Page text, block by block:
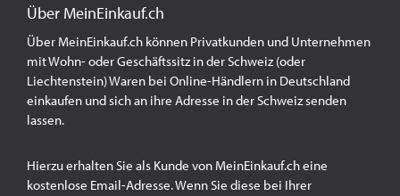
Über MeinEinkauf.ch
Über MeinEinkauf.ch können Privatkunden und Unternehmen
mit Wohn- oder Geschäftssitz in der Schweiz (oder
Liechtenstein) Waren bei Online-Händlern in Deutschland
einkaufen und sich an ihre Adresse in der Schweiz senden
lassen.
Hierzu erhalten Sie als Kunde von MeinEinkauf.ch eine
kostenlose Email-Adresse. Wenn Sie diese bei Ihrer